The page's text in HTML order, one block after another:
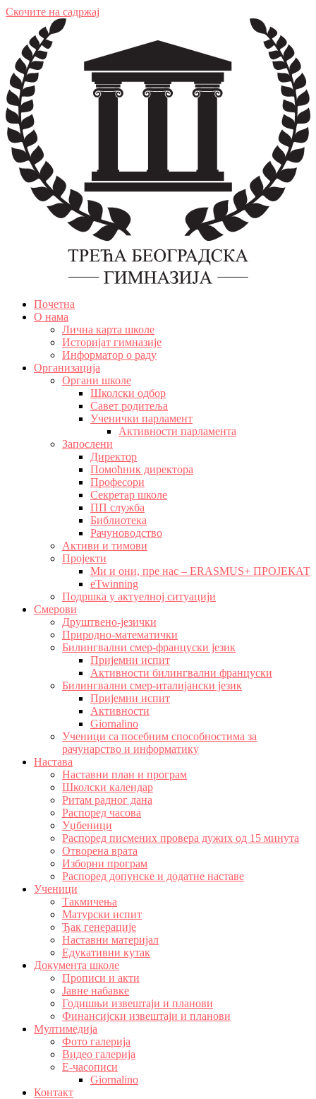
Скочите на садржај
Почетна
О нама
Лична карта школе
Историјат гимназије
Информатор о раду
Организација
Органи школе
Школски одбор
Савет родитеља
Ученички парламент
Активности парламента
Запослени
Директор
Помоћник директора
Професори
Секретар школе
ПП служба
Библиотека
Рачуноводство
Активи и тимови
Пројекти
Ми и они, пре нас – ERASMUS+ ПРОЈЕКАТ
eTwinning
Подршка у актуелној ситуацији
Смерови
Друштвено-језички
Природно-математички
Билингвални смер-француски језик
Пријемни испит
Активности билингвални француски
Билингвални смер-италијански језик
Пријемни испит
Активности
Giornalino
Ученици са посебним способностима за
рачунарство и информатику
Настава
Наставни план и програм
Школски календар
Ритам радног дана
Распоред часова
Уџбеници
Распоред писмених провера дужих од 15 минута
Отворена врата
Изборни програм
Распоред допунске и додатне наставе
Ученици
Такмичења
Матурски испит
Ђак генерације
Наставни материјал
Едукативни кутак
Документа школе
Прописи и акти
Јавне набавке
Годишњи извештаји и планови
Финансијски извештаји и планови
Мултимедија
Фото галерија
Видео галерија
Е-часописи
Giornalino
Контакт